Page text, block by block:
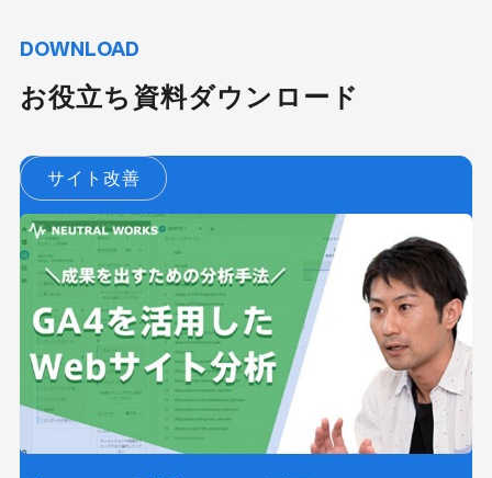
DOWNLOAD
お役立ち資料ダウンロード
サイト改善